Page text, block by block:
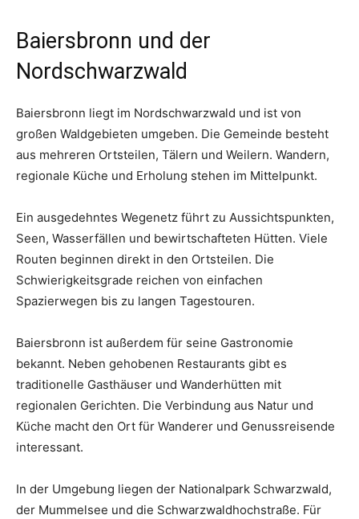
Baiersbronn und der
Nordschwarzwald
Baiersbronn liegt im Nordschwarzwald und ist von
großen Waldgebieten umgeben. Die Gemeinde besteht
aus mehreren Ortsteilen, Tälern und Weilern. Wandern,
regionale Küche und Erholung stehen im Mittelpunkt.
Ein ausgedehntes Wegenetz führt zu Aussichtspunkten,
Seen, Wasserfällen und bewirtschafteten Hütten. Viele
Routen beginnen direkt in den Ortsteilen. Die
Schwierigkeitsgrade reichen von einfachen
Spazierwegen bis zu langen Tagestouren.
Baiersbronn ist außerdem für seine Gastronomie
bekannt. Neben gehobenen Restaurants gibt es
traditionelle Gasthäuser und Wanderhütten mit
regionalen Gerichten. Die Verbindung aus Natur und
Küche macht den Ort für Wanderer und Genussreisende
interessant.
In der Umgebung liegen der Nationalpark Schwarzwald,
der Mummelsee und die Schwarzwaldhochstraße. Für